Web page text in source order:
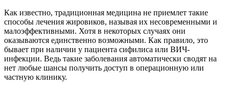
Как известно, традиционная медицина не приемлет такие
способы лечения жировиков, называя их несовременными и
малоэффективными. Хотя в некоторых случаях они
оказываются единственно возможными. Как правило, это
бывает при наличии у пациента сифилиса или ВИЧ-
инфекции. Ведь такие заболевания автоматически сводят на
нет любые шансы получить доступ в операционную или
частную клинику.